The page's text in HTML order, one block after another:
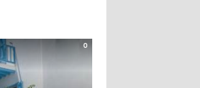
0